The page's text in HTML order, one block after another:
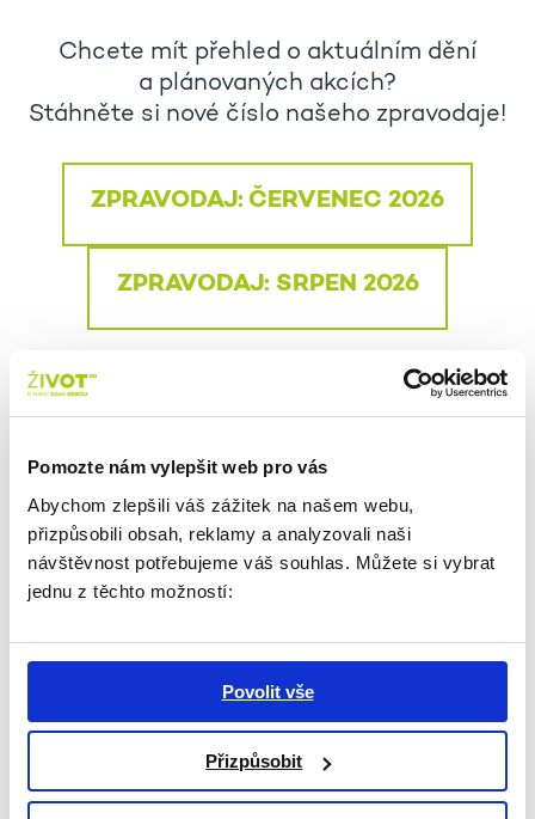
Pomozte nám vylepšit web pro vás
Abychom zlepšili váš zážitek na našem webu,
přizpůsobili obsah, reklamy a analyzovali naši
návštěvnost potřebujeme váš souhlas. Můžete si vybrat
jednu z těchto možností:
Povolit vše
Přizpůsobit
Chcete mít přehled o aktuálním dění
a plánovaných akcích?
Stáhněte si nové číslo našeho zpravodaje!
ZPRAVODAJ: ČERVENEC 2026
ZPRAVODAJ: SRPEN 2026
Přihlášení do Zpravodaje
Každý měsíc pro vás chystáme zpravodaj
s chystanými událostmi a akcemi
v ŽIVOTě 90, kterých se můžete zúčastnit.
Pokud máte o informace zájem, registrujte